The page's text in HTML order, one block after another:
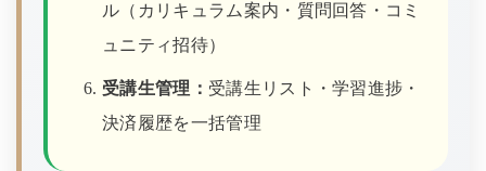
ル（カリキュラム案内・質問回答・コミ
ュニティ招待）
受講生管理： 受講生リスト・学習進捗・
決済履歴を一括管理